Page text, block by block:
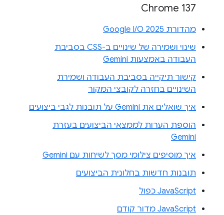
Chrome 137
מהדורת Google I/O 2025
שינוי ושמירה של שינויים ב-CSS בסביבת
העבודה באמצעות Gemini
קישור תיקייה בסביבת העבודה ושמירת
השינויים בחזרה לקובצי המקור
איך שואלים את Gemini על תובנות לגבי ביצועים
הוספת הערות לממצאי הביצועים בעזרת
Gemini
איך מוסיפים צילומי מסך לשיחות עם Gemini
תובנות חדשות בחלונית הביצועים
JavaScript כפול
JavaScript מדור קודם